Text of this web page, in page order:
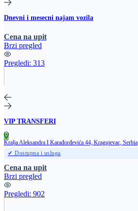
Dnevni i mesecni najam vozila
Cena na upit
Brzi pregled
Pregledi: 313
VIP TRANSFERI
Kralja Aleksandra I Karađorđevića 44, Kragujevac, Serbia
✔ Dostupna i usluga
Cena na upit
Brzi pregled
Pregledi: 902